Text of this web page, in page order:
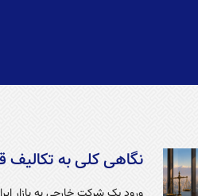
نگاهی کلی به